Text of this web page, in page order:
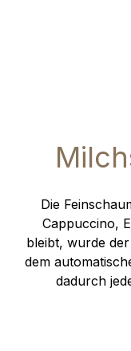
Die
Cappuccino,
bleibt, wurde
dem
dadurch